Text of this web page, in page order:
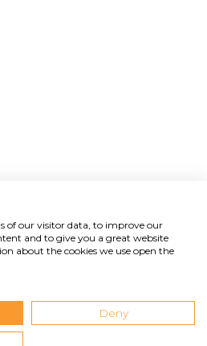
Numansdorp•T +31(0)168
45
of our visitor data, to improve our
and to give you a great website
about the cookies we use open the
Deny